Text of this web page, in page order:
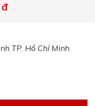
TP. Hồ Chí Minh